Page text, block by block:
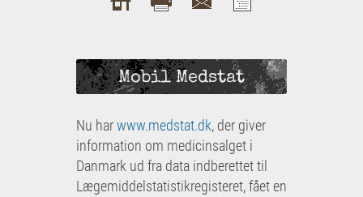
Mobil Medstat
Nu harwww.medstat.dk, der giver
information om medicinsalget i
Danmark ud fra data indberettet til
Lægemiddelstatistikregisteret, fået en